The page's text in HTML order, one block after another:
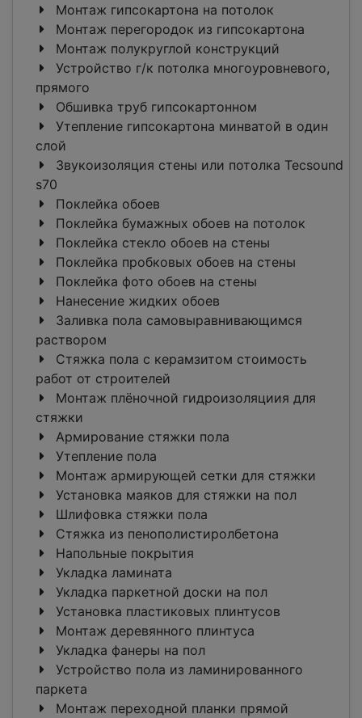
Монтаж гипсокартона на потолок
Монтаж перегородок из гипсокартона
Монтаж полукруглой конструкций
Устройство г/к потолка многоуровневого,
прямого
Обшивка труб гипсокартонном
Утепление гипсокартона минватой в один
слой
Звукоизоляция стены или потолка Tecsound
s70
Поклейка обоев
Поклейка бумажных обоев на потолок
Поклейка стекло обоев на стены
Поклейка пробковых обоев на стены
Поклейка фото обоев на стены
Нанесение жидких обоев
Заливка пола самовыравнивающимся
раствором
Стяжка пола с керамзитом стоимость
работ от строителей
Монтаж плёночной гидроизоляциия для
стяжки
Армирование стяжки пола
Утепление пола
Монтаж армирующей сетки для стяжки
Установка маяков для стяжки на пол
Шлифовка стяжки пола
Стяжка из пенополистиролбетона
Напольные покрытия
Укладка ламината
Укладка паркетной доски на пол
Установка пластиковых плинтусов
Монтаж деревянного плинтуса
Укладка фанеры на пол
Устройство пола из ламинированного
паркета
Монтаж переходной планки прямой